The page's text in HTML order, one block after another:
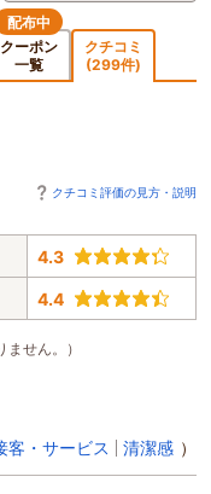
クーポン
一覧
配布中
クチコミ
(299件)
クチコミ評価の見方・説明
4.3
4.4
せん。）
客・サービス 清潔感 ）